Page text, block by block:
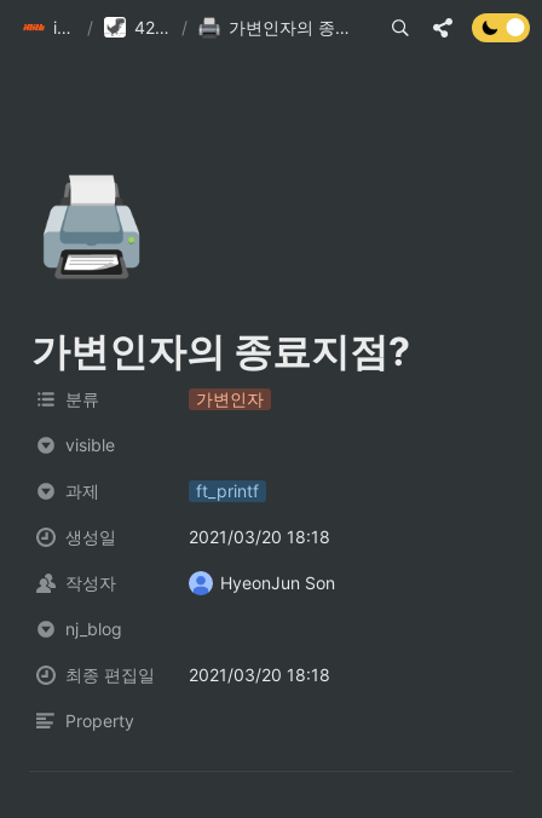
init6 / 42 DB / 가변인자의 종료지점?
🖨️
가변인자의 종료지점?
분류 가변인자
visible
과제 ft_printf
생성일 2021/03/20 18:18
작성자 HyeonJun Son
nj_blog
최종 편집일 2021/03/20 18:18
Property